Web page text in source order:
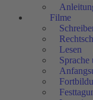
Filme
Lesen
Sprache